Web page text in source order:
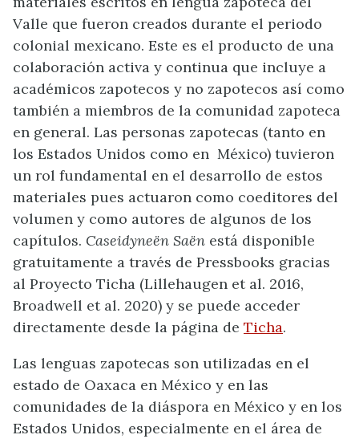
Valle que fueron creados durante el periodo
colonial mexicano. Este es el producto de una
colaboración activa y continua que incluye a
académicos zapotecos y no zapotecos así como
también a miembros de la comunidad zapoteca
en general. Las personas zapotecas (tanto en
los Estados Unidos como en México) tuvieron
un rol fundamental en el desarrollo de estos
materiales pues actuaron como coeditores del
volumen y como autores de algunos de los
capítulos. Caseidyneën Saën está disponible
gratuitamente a través de Pressbooks gracias
al Proyecto Ticha (Lillehaugen et al. 2016,
Broadwell et al. 2020) y se puede acceder
directamente desde la página de Ticha.
Las lenguas zapotecas son utilizadas en el
estado de Oaxaca en México y en las
comunidades de la diáspora en México y en los
Estados Unidos, especialmente en el área de